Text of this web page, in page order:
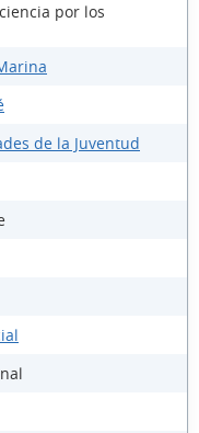
por los
de la Juventud